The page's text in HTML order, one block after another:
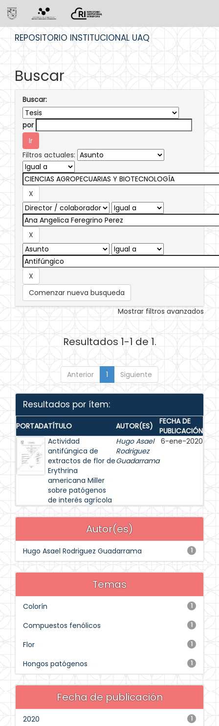
REPOSITORIO INSTITUCIONAL UAQ
Buscar
Buscar:
por
Filtros actuales:
Comenzar nueva busqueda
Mostrar filtros avanzados
Resultados 1-1 de 1.
Anterior 1 Siguiente
Resultados por ítem:
PORTADATÍTULO AUTOR(ES)
FECHA DE
PUBLICACIÓN
Actividad
antifúngica de
extractos de flor de
Erythrina
americana Miller
sobre patógenos
de interés agrícola
Hugo Asael
Rodriguez
Guadarrama
6-ene-2020
Autor(es)
1
Hugo Asael Rodriguez Guadarrama
Temas
1
Colorín
1
Compuestos fenólicos
1
Flor
1
Hongos patógenos
Fecha de publicación
1
2020